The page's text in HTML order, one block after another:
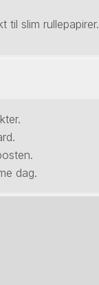
til slim rullepapirer.
dag.